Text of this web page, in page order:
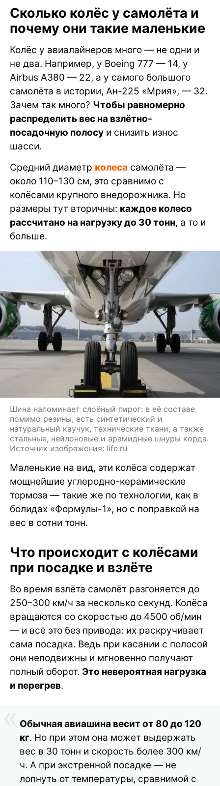
Сколько колёс у самолёта и
почему они такие маленькие
Колёс у авиалайнеров много — не одни и
не два. Например, у Boeing 777 — 14, у
Airbus A380 — 22, а у самого большого
самолёта в истории, Ан-225 «Мрия», — 32.
Зачем так много? Чтобы равномерно
распределить вес на взлётно-
посадочную полосу и снизить износ
шасси.
Средний диаметр колеса самолёта —
около 110–130 см, это сравнимо с
колёсами крупного внедорожника. Но
размеры тут вторичны: каждое колесо
рассчитано на нагрузку до 30 тонн, а то и
больше.
Шина напоминает слоёный пирог: в её составе,
помимо резины, есть синтетический и
натуральный каучук, технические ткани, а также
стальные, нейлоновые и арамидные шнуры корда.
Источник изображения: life.ru
Маленькие на вид, эти колёса содержат
мощнейшие углеродно-керамические
тормоза — такие же по технологии, как в
болидах «Формулы-1», но с поправкой на
вес в сотни тонн.
Что происходит с колёсами
при посадке и взлёте
Во время взлёта самолёт разгоняется до
250–300 км/ч за несколько секунд. Колёса
вращаются со скоростью до 4500 об/мин
— и всё это без привода: их раскручивает
сама посадка. Ведь при касании с полосой
они неподвижны и мгновенно получают
полный оборот. Это невероятная нагрузка
и перегрев.
Обычная авиашина весит от 80 до 120
кг. Но при этом она может выдержать
вес в 30 тонн и скорость более 300 км/
ч. А при экстренной посадке — не
лопнуть от температуры, сравнимой с